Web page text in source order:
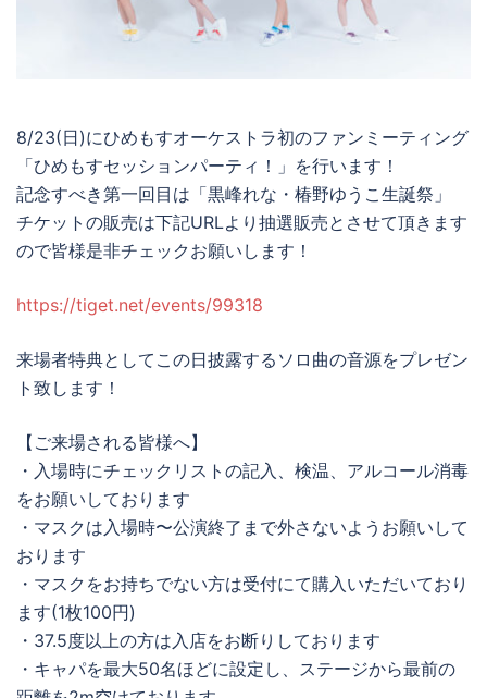
8/23(日)にひめもすオーケストラ初のファンミーティング
「ひめもすセッションパーティ！」を行います！
記念すべき第一回目は「黒峰れな・椿野ゆうこ生誕祭」
チケットの販売は下記URLより抽選販売とさせて頂きます
ので皆様是非チェックお願いします！
https://tiget.net/events/99318
来場者特典としてこの日披露するソロ曲の音源をプレゼン
ト致します！
【ご来場される皆様へ】
・入場時にチェックリストの記入、検温、アルコール消毒
をお願いしております
・マスクは入場時〜公演終了まで外さないようお願いして
おります
・マスクをお持ちでない方は受付にて購入いただいており
ます(1枚100円)
・37.5度以上の方は入店をお断りしております
・キャパを最大50名ほどに設定し、ステージから最前の